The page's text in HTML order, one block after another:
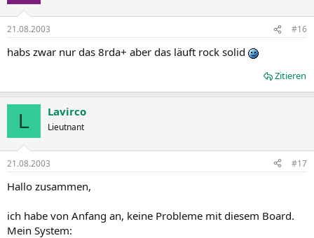
21.08.2003 #16
habs zwar nur das 8rda+ aber das läuft rock solid
Zitieren
L Lavirco
Lieutnant
21.08.2003 #17
Hallo zusammen,
ich habe von Anfang an, keine Probleme mit diesem Board.
Mein System: